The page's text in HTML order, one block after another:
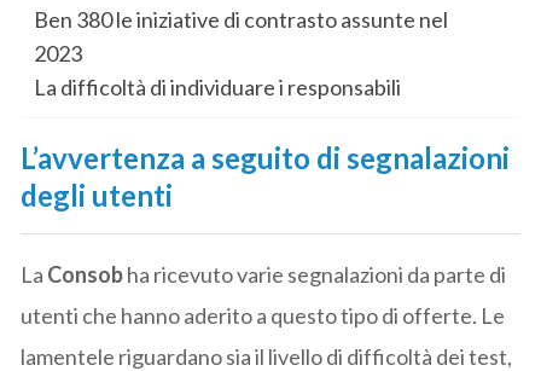
Ben 380 le iniziative di contrasto assunte nel
2023
La difficoltà di individuare i responsabili
L’avvertenza a seguito di segnalazioni
degli utenti
La Consobha ricevuto varie segnalazioni da parte di
utenti che hanno aderito a questo tipo di offerte. Le
lamentele riguardano sia il livello di difficoltà dei test,